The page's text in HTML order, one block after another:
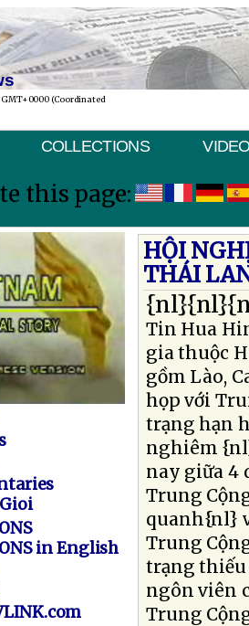
GMT+0000 (Coordinated
COLLECTIONS
this page:
in English
HỘI
THÁI
Tin Hua
gia thuộc
gồm Lào,
họp với
trạng hạn
nghiêm
nay giữa 4
Trung
quanh{nl}
Trung
trạng thiếu
ngôn viên
Trung